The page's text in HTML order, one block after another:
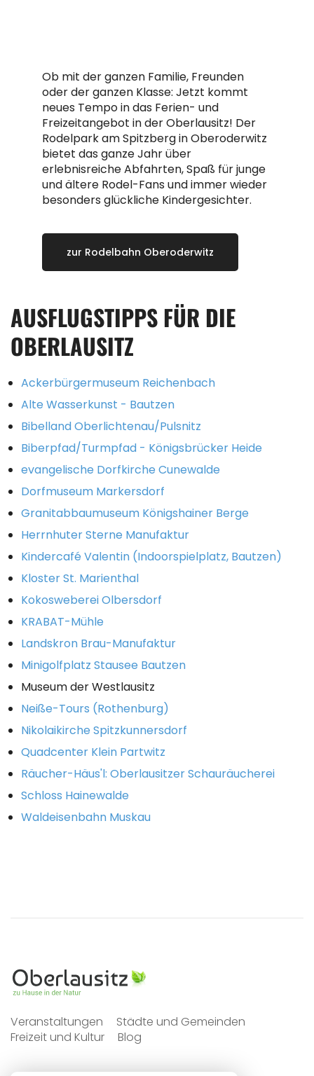
Ob mit der ganzen Familie, Freunden
oder der ganzen Klasse: Jetzt kommt
neues Tempo in das Ferien- und
Freizeitangebot in der Oberlausitz! Der
Rodelpark am Spitzberg in Oberoderwitz
bietet das ganze Jahr über
erlebnisreiche Abfahrten, Spaß für junge
und ältere Rodel-Fans und immer wieder
besonders glückliche Kindergesichter.
zur Rodelbahn Oberoderwitz
AUSFLUGSTIPPS FÜR DIE
OBERLAUSITZ
Ackerbürgermuseum Reichenbach
Alte Wasserkunst - Bautzen
Bibelland Oberlichtenau/Pulsnitz
Biberpfad/Turmpfad - Königsbrücker Heide
evangelische Dorfkirche Cunewalde
Dorfmuseum Markersdorf
Granitabbaumuseum Königshainer Berge
Herrnhuter Sterne Manufaktur
Kindercafé Valentin (Indoorspielplatz, Bautzen)
Kloster St. Marienthal
Kokosweberei Olbersdorf
KRABAT-Mühle
Landskron Brau-Manufaktur
Minigolfplatz Stausee Bautzen
Museum der Westlausitz
Neiße-Tours (Rothenburg)
Nikolaikirche Spitzkunnersdorf
Quadcenter Klein Partwitz
Räucher-Häus'l: Oberlausitzer Schauräucherei
Schloss Hainewalde
Waldeisenbahn Muskau
Veranstaltungen
Städte und Gemeinden
Freizeit und Kultur
Blog